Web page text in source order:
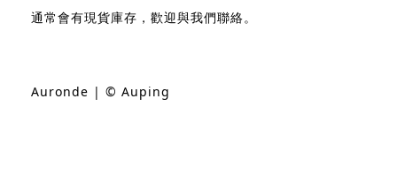
通常會有現貨庫存，歡迎與我們聯絡。
Auronde | © Auping